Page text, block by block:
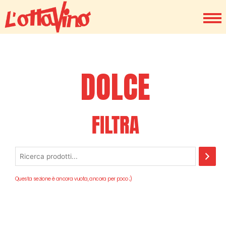
DOLCE
Questa sezione è ancora vuota, ancora per poco ;)